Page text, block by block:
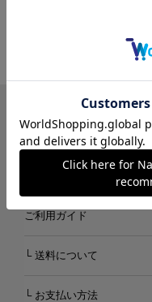
LINE Instagram
ご利用ガイド
└ 送料について
└ お支払い方法